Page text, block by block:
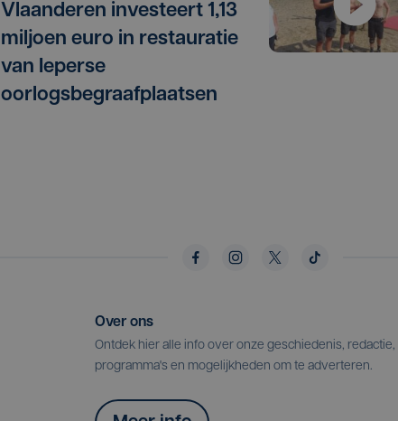
Vlaanderen investeert 1,13
miljoen euro in restauratie
van Ieperse
oorlogsbegraafplaatsen
Over ons
Ontdek hier alle info over onze geschiedenis, redactie,
programma's en mogelijkheden om te adverteren.